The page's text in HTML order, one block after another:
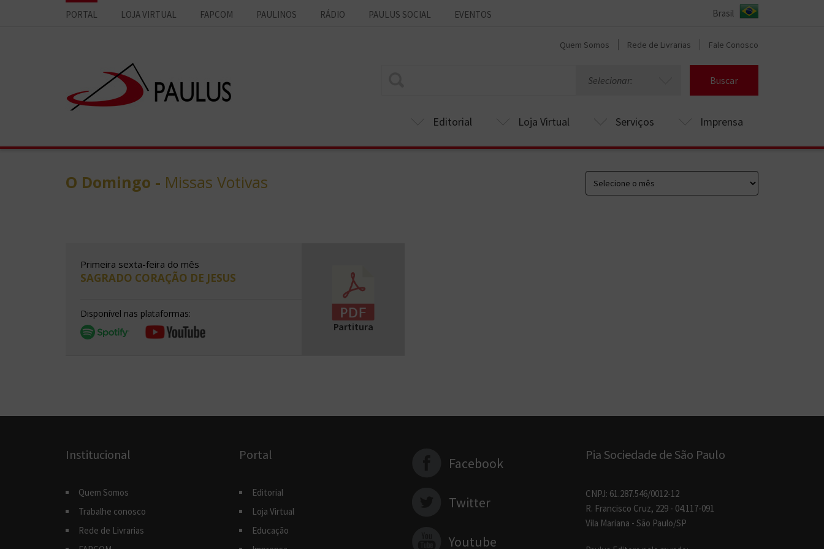
PORTAL LOJA VIRTUAL FAPCOM PAULINOS RÁDIO PAULUS SOCIAL EVENTOS
Quem Somos Rede de Livrarias Fale Conosco
Selecionar: Buscar
Editorial Loja Virtual Serviços Imprensa
O Domingo - Missas Votivas
Primeira sexta-feira do mês
SAGRADO CORAÇÃO DE JESUS
Disponível nas plataformas:
Partitura
Institucional
Quem Somos
Trabalhe conosco
Rede de Livrarias
Portal
Editorial
Loja Virtual
Educação
Facebook
Twitter
Youtube
Pia Sociedade de São Paulo
CNPJ: 61.287.546/0012-12
R. Francisco Cruz, 229 - 04.117-091
Vila Mariana - São Paulo/SP